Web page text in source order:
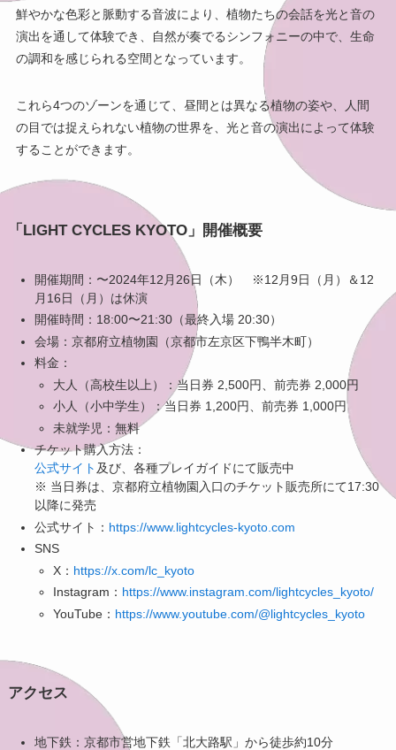
鮮やかな色彩と脈動する音波により、植物たちの会話を光と音の
演出を通して体験でき、自然が奏でるシンフォニーの中で、生命
の調和を感じられる空間となっています。
これら4つのゾーンを通じて、昼間とは異なる植物の姿や、人間
の目では捉えられない植物の世界を、光と音の演出によって体験
することができます。
「LIGHT CYCLES KYOTO」開催概要
開催期間：〜2024年12月26日（木） ※12月9日（月）＆12
月16日（月）は休演
開催時間：18:00〜21:30（最終入場 20:30）
会場：京都府立植物園（京都市左京区下鴨半木町）
料金：
大人（高校生以上）：当日券 2,500円、前売券 2,000円
小人（小中学生）：当日券 1,200円、前売券 1,000円
未就学児：無料
チケット購入方法：
公式サイト 及び、各種プレイガイドにて販売中
※ 当日券は、京都府立植物園入口のチケット販売所にて17:30
以降に発売
公式サイト： https://www.lightcycles-kyoto.com
SNS
X： https://x.com/lc_kyoto
Instagram： https://www.instagram.com/lightcycles_kyoto/
YouTube： https://www.youtube.com/@lightcycles_kyoto
アクセス
地下鉄：京都市営地下鉄「北大路駅」から徒歩約10分